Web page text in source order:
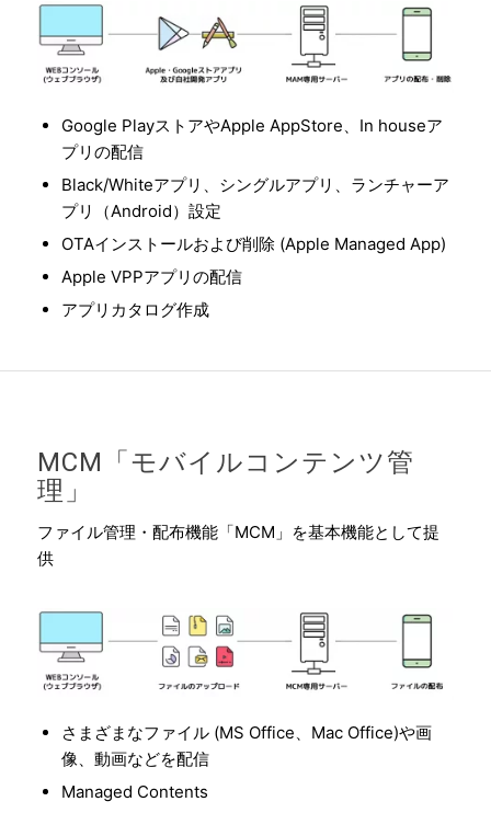
Google PlayストアやApple AppStore、In houseア
プリの配信
Black/Whiteアプリ、シングルアプリ、ランチャーア
プリ（Android）設定
OTAインストールおよび削除 (Apple Managed App)
Apple VPPアプリの配信
アプリカタログ作成
MCM「モバイルコンテンツ管
理」
ファイル管理・配布機能「MCM」を基本機能として提
供
さまざまなファイル (MS Office、Mac Office)や画
像、動画などを配信
Managed Contents